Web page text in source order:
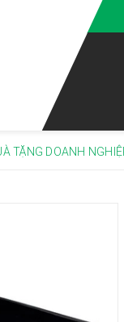
TẶNG DOANH